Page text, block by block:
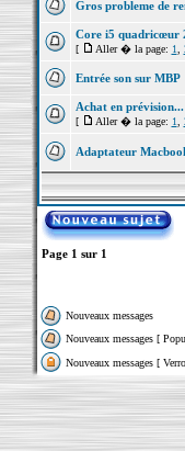
Gros probleme de
Core i5 quadricœur
[ Aller � la page: 1
Entrée son sur MBP
Achat en
[ Aller � la page: 1
Adaptateur
Page 1 sur 1
Nouveaux messages
Nouveaux messages [
Nouveaux messages [